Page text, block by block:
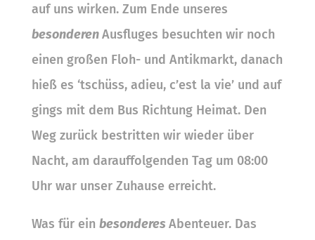
auf uns wirken. Zum Ende unseres
besonderenAusfluges besuchten wir noch
einen großen Floh- und Antikmarkt, danach
hieß es ‘tschüss, adieu, c’est la vie’ und auf
gings mit dem Bus Richtung Heimat. Den
Weg zurück bestritten wir wieder über
Nacht, am darauffolgenden Tag um 08:00
Uhr war unser Zuhause erreicht.
Was für ein besonderes Abenteuer. Das